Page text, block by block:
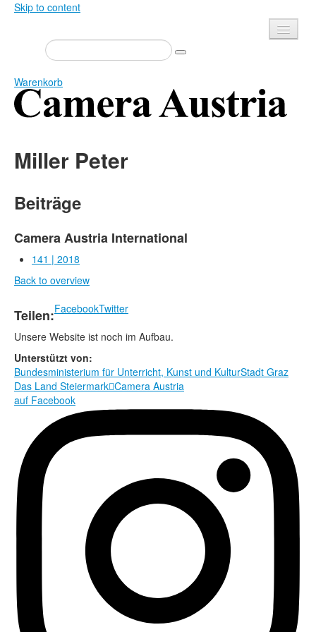
Skip to content
Presse
Veranstaltungen
Newsletter
Ausschreibungen
Shop
Mediadaten
Warenkorb
Zeitschrift
Bücher
Edition
Bibliothek
Camera Austria Preis
Fotoarchiv Pierre Bourdieu
Rechtliche Informationen
Miller Peter
Beiträge
Camera Austria International
141 | 2018
Back to overview
Teilen:FacebookTwitter
Unsere Website ist noch im Aufbau.
Unterstützt von:
Bundesministerium für Unterricht, Kunst und KulturStadt Graz
Das Land SteiermarkCamera Austria
auf Facebook